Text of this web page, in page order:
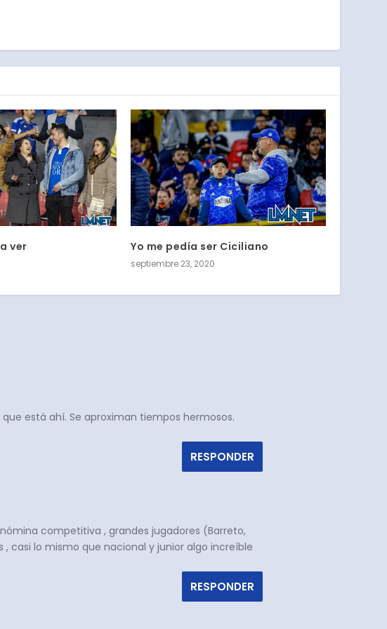
ver Yo me pedía ser Ciciliano
septiembre 23, 2020
está ahí. Se aproximan tiempos hermosos.
RESPONDER
competitiva , grandes jugadores (Barreto,
casi lo mismo que nacional y junior algo increíble
RESPONDER